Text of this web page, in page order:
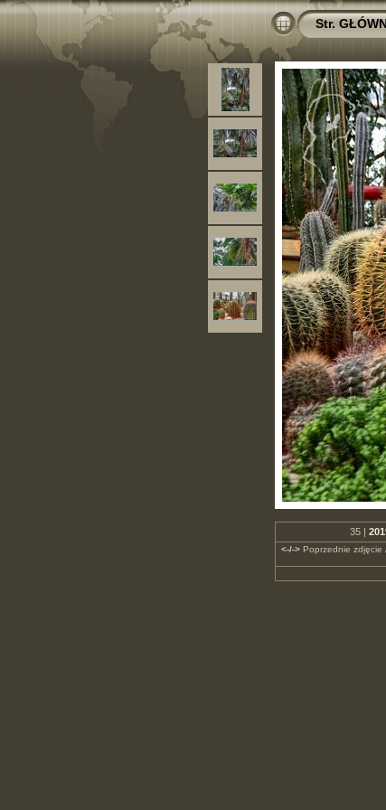
Str.
35 |
<-/->Poprzednie zdjęcie